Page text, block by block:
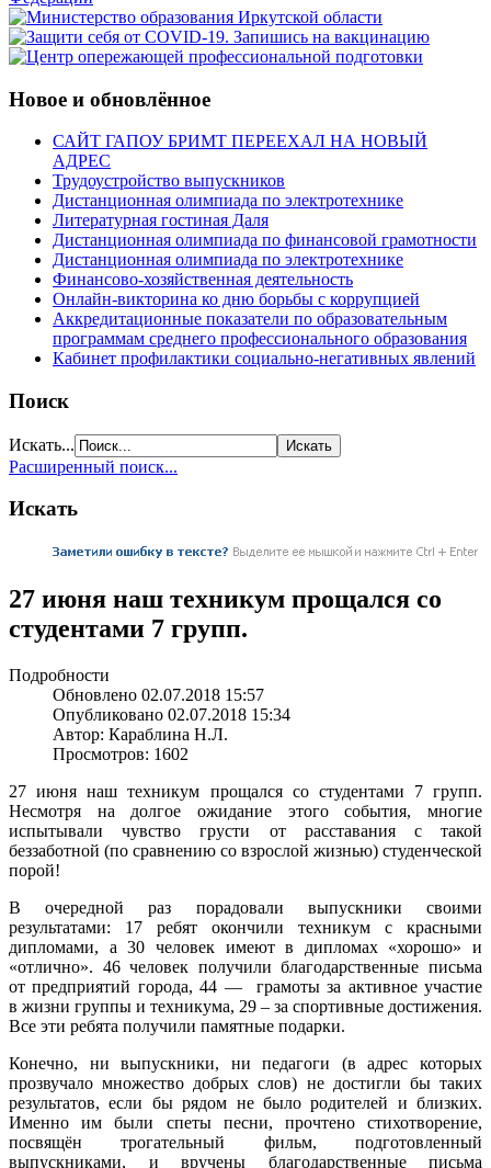
Новое и обновлённое
САЙТ ГАПОУ БРИМТ ПЕРЕЕХАЛ НА НОВЫЙ
АДРЕС
Трудоустройство выпускников
Дистанционная олимпиада по электротехнике
Литературная гостиная Даля
Дистанционная олимпиада по финансовой грамотности
Дистанционная олимпиада по электротехнике
Финансово-хозяйственная деятельность
Онлайн-викторина ко дню борьбы с коррупцией
Аккредитационные показатели по образовательным
программам среднего профессионального образования
Кабинет профилактики социально-негативных явлений
Поиск
Искать...
Расширенный поиск...
Искать
27 июня наш техникум прощался со
студентами 7 групп.
Подробности
Обновлено 02.07.2018 15:57
Опубликовано 02.07.2018 15:34
Автор: Караблина Н.Л.
Просмотров: 1602
27 июня наш техникум прощался со студентами
7 групп.
Несмотря на долгое ожидание этого события, многие
испытывали чувство грусти от расставания
с такой
беззаботной (по сравнению со взрослой жизнью) студенческой
порой!
В очередной раз порадовали выпускники своими
результатами: 17 ребят окончили техникум с красными
дипломами, а30 человекимеютв дипломах«хорошо» и
«отлично». 46 человек получили благодарственные письма
от предприятий города,44 —грамотыза активноеучастие
в жизни группы и техникума, 29 – за спортивные достижения.
Все эти ребята получили памятные подарки.
Конечно, ни выпускники, ни педагоги (в адрес которых
прозвучало множество добрых слов) не достигли бытаких
результатов,если бырядом не былородителей и близких.
Именно им были спеты песни, прочтено стихотворение,
посвящён трогательный фильм, подготовленный
выпускниками, и вручены благодарственные письма